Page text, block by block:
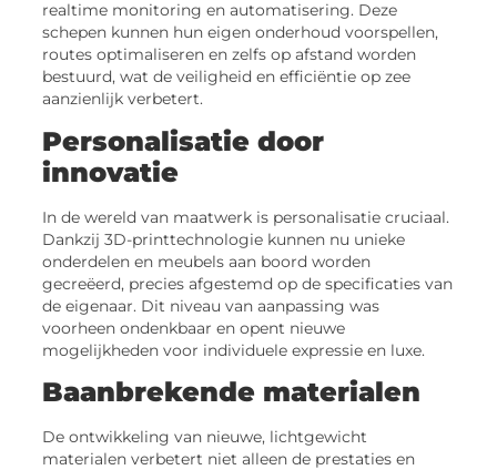
realtime monitoring en automatisering. Deze
schepen kunnen hun eigen onderhoud voorspellen,
routes optimaliseren en zelfs op afstand worden
bestuurd, wat de veiligheid en efficiëntie op zee
aanzienlijk verbetert.
Personalisatie door
innovatie
In de wereld van maatwerk is personalisatie cruciaal.
Dankzij 3D-printtechnologie kunnen nu unieke
onderdelen en meubels aan boord worden
gecreëerd, precies afgestemd op de specificaties van
de eigenaar. Dit niveau van aanpassing was
voorheen ondenkbaar en opent nieuwe
mogelijkheden voor individuele expressie en luxe.
Baanbrekende materialen
De ontwikkeling van nieuwe, lichtgewicht
materialen verbetert niet alleen de prestaties en